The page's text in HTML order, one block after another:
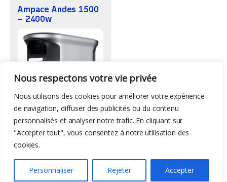
Nous respectons votre vie privée
Nous utilisons des cookies pour améliorer votre expérience
de navigation, diffuser des publicités ou du contenu
personnalisés et analyser notre trafic. En cliquant sur
"Accepter tout", vous consentez à notre utilisation des
cookies.
Personnaliser Rejeter Accepter
Ampace Andes 1500
– 2400w
-36%
464,99€ 729,00€